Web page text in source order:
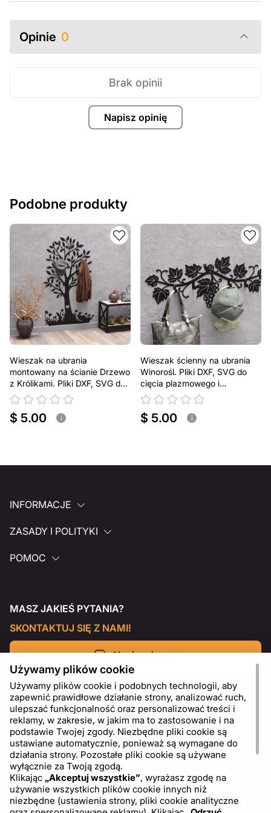
surowo zabronione.
Za dodatkową opłatą możemy dostosować projekt
poprzez dodanie tekstu, obrazów lub logo Twojej firmy
albo wprowadzenie innych modyfikacji według Twoich
metalowego produktu, skontaktuj się z nami.
Jeśli masz jakiekolwiek pytania lub potrzebujesz
pomocy, skontaktuj się z nami w dowolnym momencie –
Opinie 0
Napisz opinię
Brak opinii
Podobne produkty
Wieszak na ubrania
montowany na ścianie Drzewo
z Królikami. Pliki DXF, SVG do
cięcia plazmowego i
laserowego
$ 5.00 i
Wieszak ścienny na ubrania
Winorośl. Pliki DXF, SVG do
cięcia plazmowego i
laserowego
$ 5.00 i
INFORMACJE
ZASADY I POLITYKI
POMOC
MASZ JAKIEŚ PYTANIA?
SKONTAKTUJ SIĘ Z NAMI!
Napisz do nas
PL USD - US Dollar ($)
Używamy plików cookie
Używamy plików cookie i podobnych technologii, aby
zapewnić prawidłowe działanie strony, analizować ruch,
ulepszać funkcjonalność oraz personalizować treści i
reklamy, w zakresie, w jakim ma to zastosowanie i na
podstawie Twojej zgody. Niezbędne pliki cookie są
ustawiane automatycznie, ponieważ są wymagane do
działania strony. Pozostałe pliki cookie są używane
wyłącznie za Twoją zgodą.
Klikając „Akceptuj wszystkie”, wyrażasz zgodę na
używanie wszystkich plików cookie innych niż
niezbędne (ustawienia strony, pliki cookie analityczne